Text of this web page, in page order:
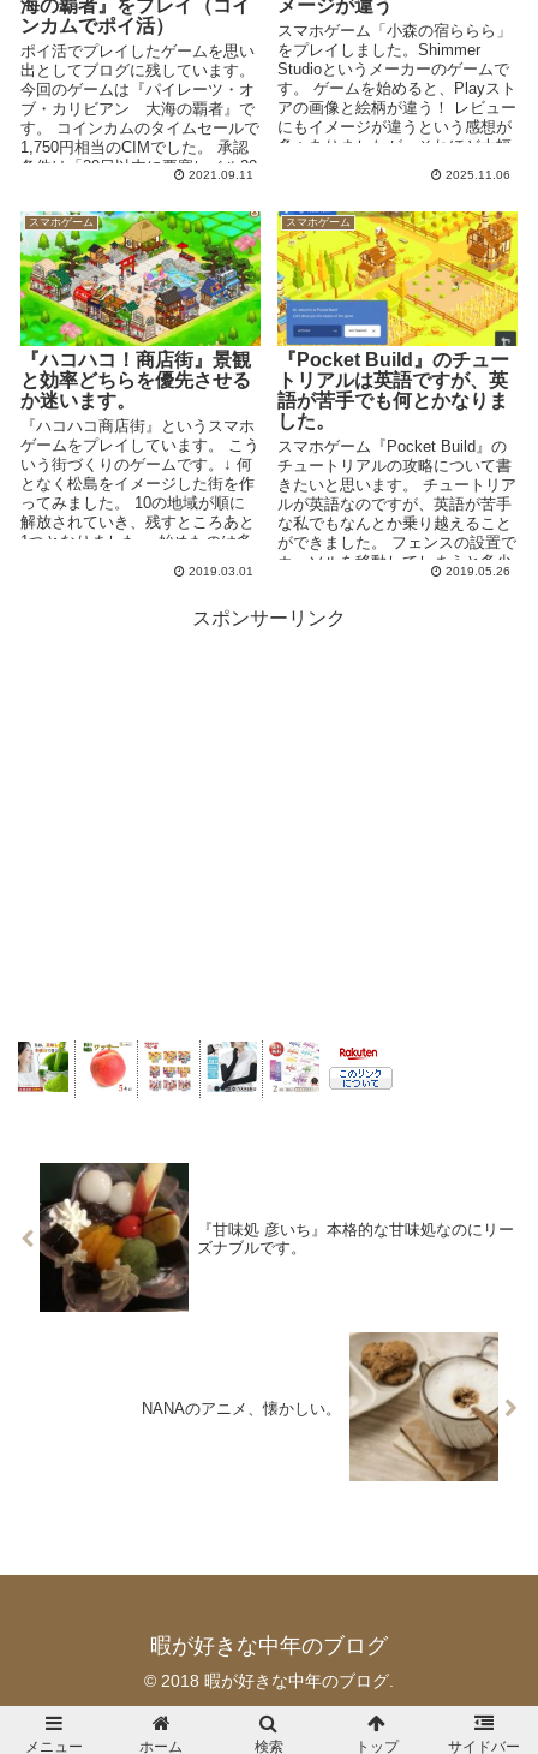
海の覇者』をプレイ（コイ
ンカムでポイ活）
ポイ活でプレイしたゲームを思い
出としてブログに残しています。
今回のゲームは『パイレーツ・オ
ブ・カリビアン 大海の覇者』で
す。 コインカムのタイムセールで
1,750円相当のCIMでした。 承認
条件は「30日以内に要塞レベル20
2021.09.11
メージが違う
スマホゲーム「小森の宿ららら」
をプレイしました。Shimmer
Studioというメーカーのゲームで
す。 ゲームを始めると、Playスト
アの画像と絵柄が違う！ レビュー
にもイメージが違うという感想が
多々ありましたが、それほど大幅
2025.11.06
スマホゲーム
『ハコハコ！商店街』景観
と効率どちらを優先させる
か迷います。
『ハコハコ商店街』というスマホ
ゲームをプレイしています。 こう
いう街づくりのゲームです。↓ 何
となく松島をイメージした街を作
ってみました。 10の地域が順に
解放されていき、残すところあと
1つとなりました。 始めたのは多
2019.03.01
スマホゲーム
『Pocket Build』のチュー
トリアルは英語ですが、英
語が苦手でも何とかなりま
した。
スマホゲーム『Pocket Build』の
チュートリアルの攻略について書
きたいと思います。 チュートリア
ルが英語なのですが、英語が苦手
な私でもなんとか乗り越えること
ができました。 フェンスの設置で
カーソルを移動してしまうと多少
2019.05.26
スポンサーリンク
『甘味処 彦いち』本格的な甘味処なのにリー
ズナブルです。
NANAのアニメ、懐かしい。
暇が好きな中年のブログ
© 2018 暇が好きな中年のブログ.
メニュー ホーム 検索 トップ サイドバー